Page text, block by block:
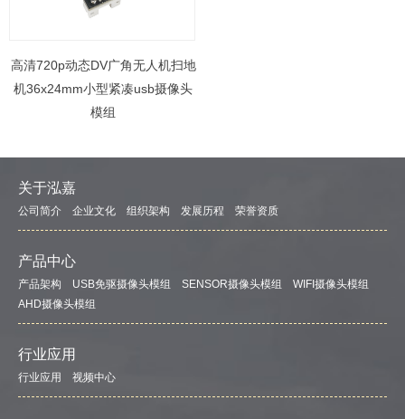
高清720p动态DV广角无人机扫地
机36x24mm小型紧凑usb摄像头
模组
关于泓嘉
公司简介 企业文化 组织架构 发展历程 荣誉资质
产品中心
产品架构 USB免驱摄像头模组 SENSOR摄像头模组
WIFI摄像头模组
AHD摄像头模组
行业应用
行业应用 视频中心